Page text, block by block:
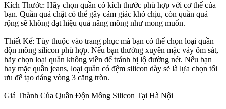
Kích Thước: Hãy chọn quần có kích thước phù hợp với cơ thể của
bạn. Quần quá chật có thể gây cảm giác khó chịu, còn quần quá
rộng sẽ không đạt hiệu quả nâng mông như mong muốn.
Thiết Kế: Tùy thuộc vào trang phục mà bạn có thể chọn loại quần
độn mông silicon phù hợp. Nếu bạn thường xuyên mặc váy ôm sát,
hãy chọn loại quần không viền để tránh bị lộ đường nét. Nếu bạn
hay mặc quần jeans, loại quần có đệm silicon dày sẽ là lựa chọn tối
ưu để tạo dáng vòng 3 căng tròn.
Giá Thành Của Quần Độn Mông Silicon Tại Hà Nội